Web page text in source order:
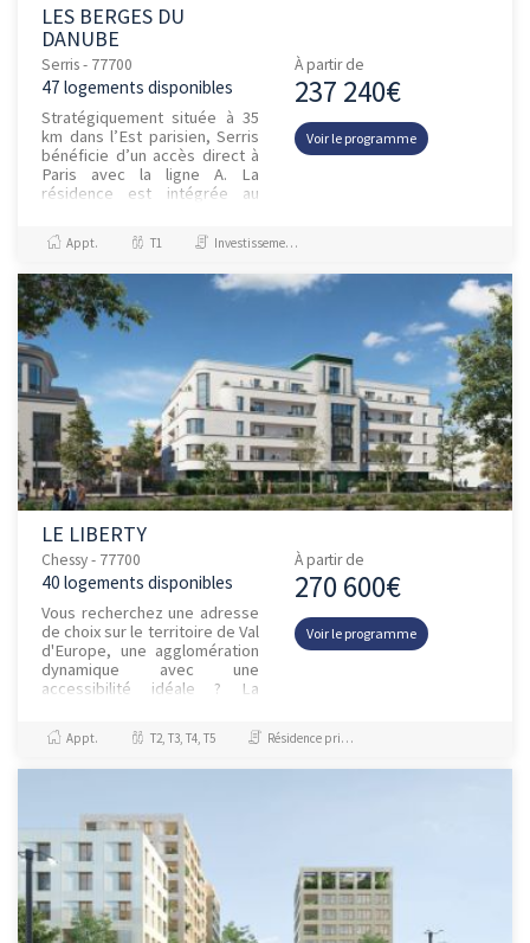
LES BERGES DU
DANUBE
Serris - 77700
47 logements disponibles
Stratégiquement située à 35
km dans l’Est parisien, Serris
bénéficie d’un accès direct à
Paris avec la ligne A. La
résidence est intégrée au
de référence répond...
À partir de
237 240€
Voir le programme
Appt. T1 Investissement et Défiscalisation
LE LIBERTY
Chessy - 77700
40 logements disponibles
Vous recherchez une adresse
de choix sur le territoire de Val
d'Europe, une agglomération
dynamique avec une
accessibilité idéale ? La
pour les déplacements de...
À partir de
270 600€
Voir le programme
Appt. T2, T3, T4, T5 Résidence principale / PTZ